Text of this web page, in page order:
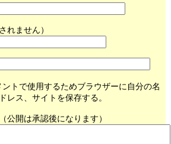
ントで使用するためブラウザーに自分の名
レス、サイトを保存する。